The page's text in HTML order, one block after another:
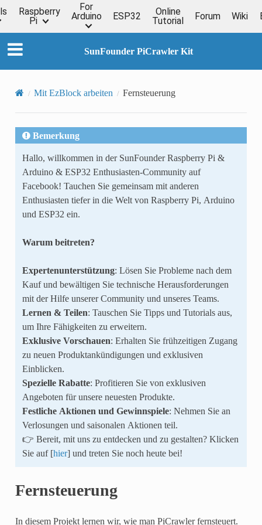
Raspberry
Pi
For
Arduino
ESP32
Online
Tutorial
Forum Wiki
SunFounder PiCrawler Kit
Mit EzBlock arbeiten Fernsteuerung
Bemerkung
Hallo, willkommen in der SunFounder Raspberry Pi &
Arduino & ESP32 Enthusiasten-Community auf
Facebook! Tauchen Sie gemeinsam mit anderen
Enthusiasten tiefer in die Welt von Raspberry Pi, Arduino
und ESP32 ein.
Warum beitreten?
Expertenunterstützung: Lösen Sie Probleme nach dem
Kauf und bewältigen Sie technische Herausforderungen
mit der Hilfe unserer Community und unseres Teams.
Lernen & Teilen: Tauschen Sie Tipps und Tutorials aus,
um Ihre Fähigkeiten zu erweitern.
Exklusive Vorschauen: Erhalten Sie frühzeitigen Zugang
zu neuen Produktankündigungen und exklusiven
Einblicken.
Spezielle Rabatte: Profitieren Sie von exklusiven
Angeboten für unsere neuesten Produkte.
Festliche Aktionen und Gewinnspiele: Nehmen Sie an
Verlosungen und saisonalen Aktionen teil.
👉 Bereit, mit uns zu entdecken und zu gestalten? Klicken
Sie auf [hier] und treten Sie noch heute bei!
Fernsteuerung
In diesem Projekt lernen wir, wie man PiCrawler fernsteuert.